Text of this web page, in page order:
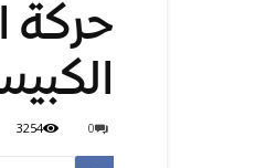
حركة
0
3254